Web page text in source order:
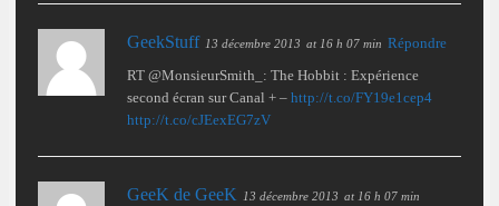
GeekStuff 13 décembre 2013 at 16 h 07 min Répondre
RT @MonsieurSmith_: The Hobbit : Expérience
second écran sur Canal + – http://t.co/FY19e1cep4
http://t.co/cJEexEG7zV
GeeK de GeeK 13 décembre 2013 at 16 h 07 min